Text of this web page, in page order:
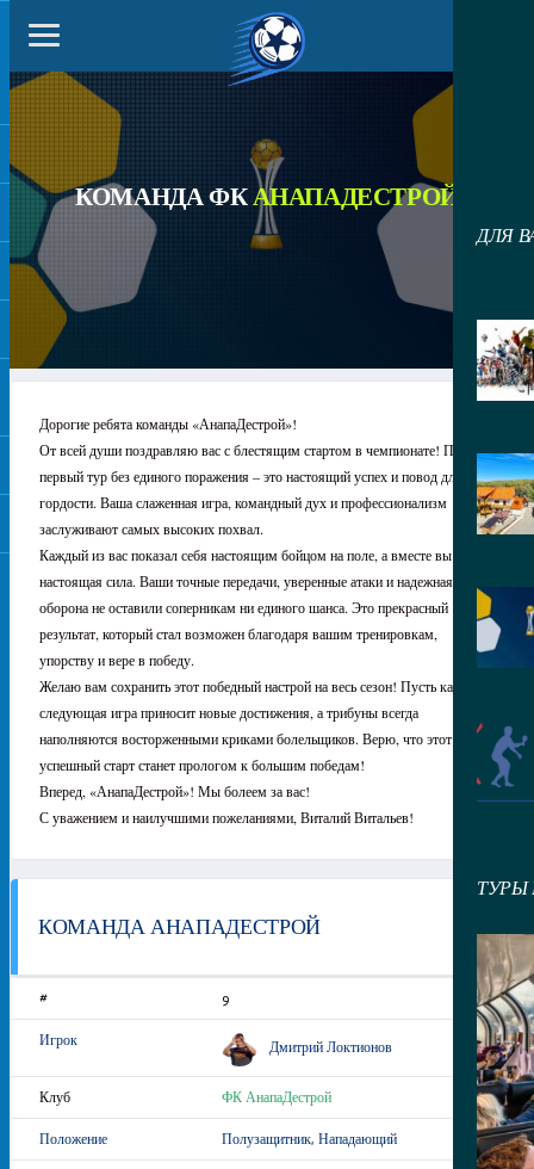
ДЛЯ
ТУРЫ
КОМАНДА ФКАНАПАДЕСТРОЙ
Дорогие ребята команды «АнапаДестрой»!
От всей души поздравляю вас с блестящим стартом в чемпионате! Пройти
первый тур без единого поражения – это настоящий успех и повод для
гордости. Ваша слаженная игра, командный дух и профессионализм
заслуживают самых высоких похвал.
Каждый из вас показал себя настоящим бойцом на поле, а вместе вы –
настоящая сила. Ваши точные передачи, уверенные атаки и надежная
оборона не оставили соперникам ни единого шанса. Это прекрасный
результат, который стал возможен благодаря вашим тренировкам,
упорству и вере в победу.
Желаю вам сохранить этот победный настрой на весь сезон! Пусть каждая
следующая игра приносит новые достижения, а трибуны всегда
наполняются восторженными криками болельщиков. Верю, что этот
успешный старт станет прологом к большим победам!
Вперед, «АнапаДестрой»! Мы болеем за вас!
С уважением и наилучшими пожеланиями, Виталий Витальев!
КОМАНДА АНАПАДЕСТРОЙ
9
Дмитрий Локтионов
ФК АнапаДестрой
Полузащитник, Нападающий